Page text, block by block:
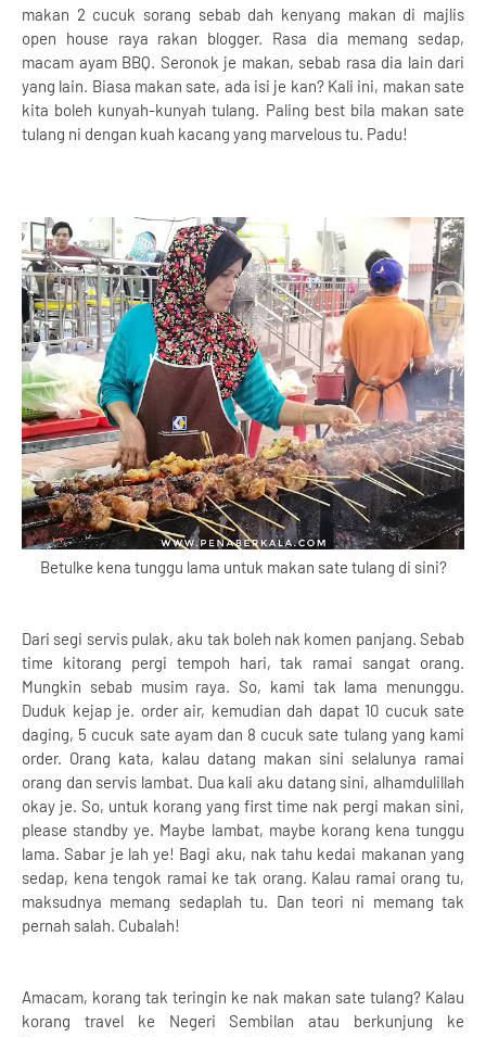
makan 2 cucuk sorang sebab dah kenyang makan di majlis
open house raya rakan blogger. Rasa dia memang sedap,
macam ayam BBQ. Seronok je makan, sebab rasa dia lain dari
yang lain. Biasa makan sate, ada isi je kan? Kali ini, makan sate
kita boleh kunyah-kunyah tulang. Paling best bila makan sate
tulang ni dengan kuah kacang yang marvelous tu. Padu!
Betulke kena tunggu lama untuk makan sate tulang di sini?
Dari segi servis pulak, aku tak boleh nak komen panjang. Sebab
time kitorang pergi tempoh hari, tak ramai sangat orang.
Mungkin sebab musim raya. So, kami tak lama menunggu.
Duduk kejap je. order air, kemudian dah dapat 10 cucuk sate
daging, 5 cucuk sate ayam dan 8 cucuk sate tulang yang kami
order. Orang kata, kalau datang makan sini selalunya ramai
orang dan servis lambat. Dua kali aku datang sini, alhamdulillah
okay je. So, untuk korang yang first time nak pergi makan sini,
please standby ye. Maybe lambat, maybe korang kena tunggu
lama. Sabar je lah ye! Bagi aku, nak tahu kedai makanan yang
sedap, kena tengok ramai ke tak orang. Kalau ramai orang tu,
maksudnya memang sedaplah tu. Dan teori ni memang tak
pernah salah. Cubalah!
Amacam, korang tak teringin ke nak makan sate tulang? Kalau
korang travel ke Negeri Sembilan atau berkunjung ke